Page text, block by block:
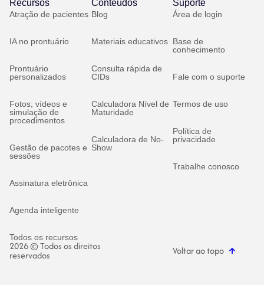
Recursos
Atração de pacientes
IA no prontuário
Prontuário
personalizados
Fotos, vídeos e
simulação de
procedimentos
Gestão de pacotes e
sessões
Assinatura eletrônica
Agenda inteligente
Todos os recursos
Conteúdos
Blog
Materiais educativos
Consulta rápida de
CIDs
Calculadora Nível de
Maturidade
Calculadora de No-
Show
Suporte
Área de login
Base de
conhecimento
Fale com o suporte
Termos de uso
Política de
privacidade
Trabalhe conosco
2026 © Todos os direitos
reservados Voltar ao topo